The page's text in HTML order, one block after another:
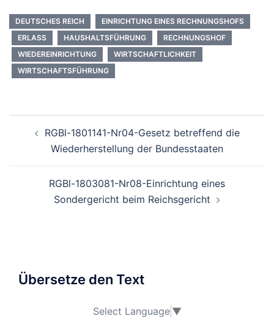
DEUTSCHES REICH
EINRICHTUNG EINES RECHNUNGSHOFS
ERLASS
HAUSHALTSFÜHRUNG
RECHNUNGSHOF
WIEDEREINRICHTUNG
WIRTSCHAFTLICHKEIT
WIRTSCHAFTSFÜHRUNG
RGBl-1801141-Nr04-Gesetz betreffend die
Wiederherstellung der Bundesstaaten
RGBl-1803081-Nr08-Einrichtung eines
Sondergericht beim Reichsgericht
Übersetze den Text
Select Language ▼